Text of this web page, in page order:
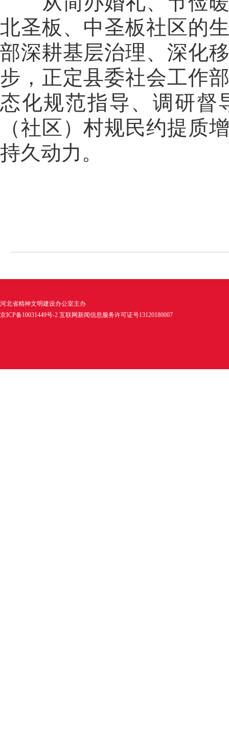
北圣板、中圣板社区的
部深耕基层治理、深化
步，正定县委社会工作
态化规范指导、调研督
（社区）村规民约提质
持久动力。
河北省精神文明建设办公室主办
京ICP备10031449号-2 互联网新闻信息服务许可证号13120180007